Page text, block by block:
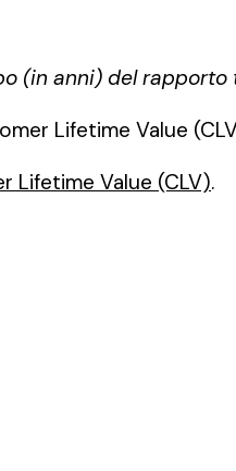
(in anni) del
Lifetime Value
Lifetime Value (CLV).